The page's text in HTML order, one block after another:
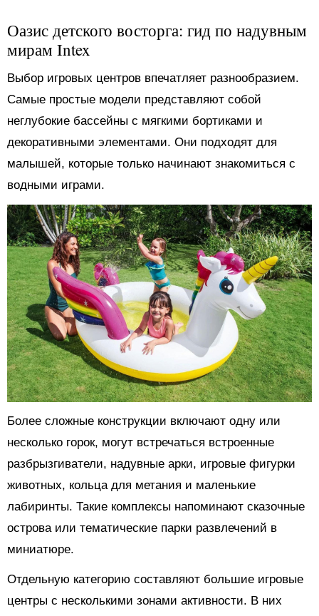
Оазис детского восторга: гид по надувным
мирам Intex
Выбор игровых центров впечатляет разнообразием.
Самые простые модели представляют собой
неглубокие бассейны с мягкими бортиками и
декоративными элементами. Они подходят для
малышей, которые только начинают знакомиться с
водными играми.
Более сложные конструкции включают одну или
несколько горок, могут встречаться встроенные
разбрызгиватели, надувные арки, игровые фигурки
животных, кольца для метания и маленькие
лабиринты. Такие комплексы напоминают сказочные
острова или тематические парки развлечений в
миниатюре.
Отдельную категорию составляют большие игровые
центры с несколькими зонами активности. В них